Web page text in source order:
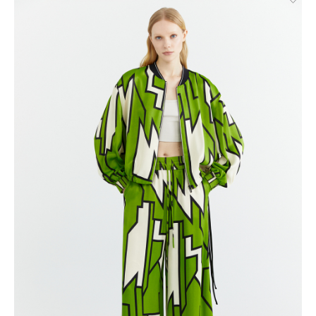
примерки с предоплатой. Действует во всех городах, где
Доставка до пункта выдачи СДЭК. Действует во всех
городах, где работает СДЭК. Осуществляется с примеркой
без предоплаты для Москвы, Санкт-Петербурга, ЛО и МО,
а также дополнительно для городов: Самара, Краснодар,
Нижневартовск, Надым, Рязань, Кострома, Иваново,
Великий Новгород, Уфа, Ростов-на-Дону, Новосибирск и
Отправка EMS почтой России.
Условия доставки:
Максимальный объём заказа ограничен стандартной
коробкой 40x30x20см. Обычно это не более 8 летних вещей,
или пара лёгких курток, или 1 удлинённый пуховик. Если вы
хотите заказать больше — то наши менеджеры всё посчитают
и разделят ваш заказ на несколько, доставка за каждый заказ
будет оплачиваться отдельно, но всё приедет вместе в один
Курьер предварительно созванивается с вами, чтобы
согласовать детали по доставке заказа.
Вы имеете право открыть заказ до оплаты, проверить
соответствие заказа и качество, а также примерить вещи
при выборе доставки с этой опцией. На примерку